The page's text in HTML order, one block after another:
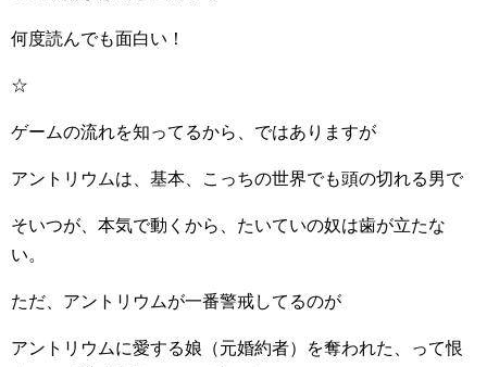
何度読んでも面白い！
☆
ゲームの流れを知ってるから、ではありますが
アントリウムは、基本、こっちの世界でも頭の切れる男で
そいつが、本気で動くから、たいていの奴は歯が立たな
い。
ただ、アントリウムが一番警戒してるのが
アントリウムに愛する娘（元婚約者）を奪われた、って恨